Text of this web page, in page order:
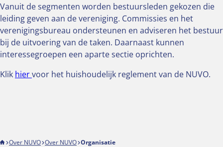
Optiekcentrum
Vanuit de segmenten worden bestuursleden gekozen die
leiding geven aan de vereniging. Commissies en het
verenigingsbureau ondersteunen en adviseren het bestuur
bij de uitvoering van de taken. Daarnaast kunnen
interessegroepen een aparte sectie oprichten.
Klik hiervoor het huishoudelijk reglement van de NUVO.
Over NUVO Over NUVO Organisatie